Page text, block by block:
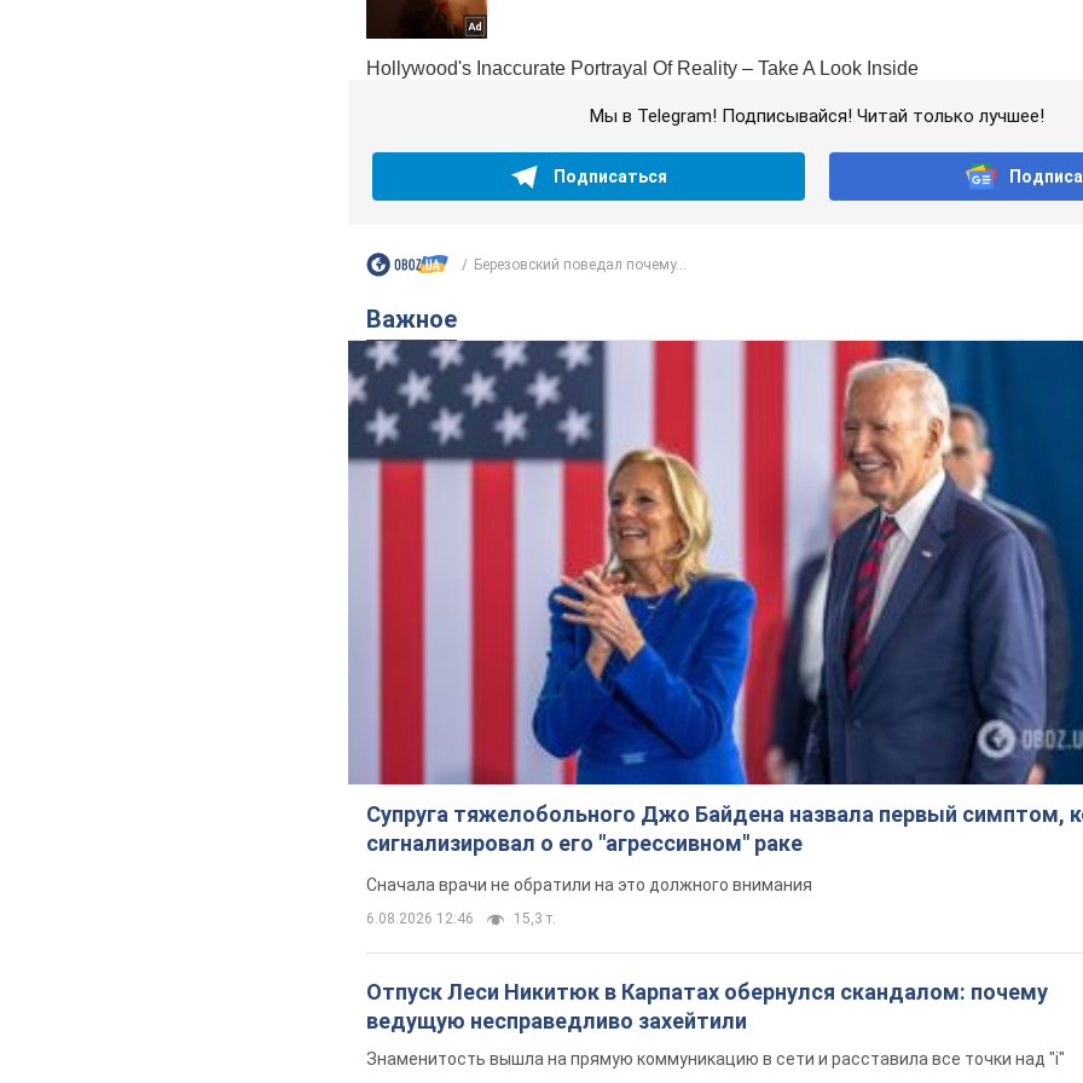
Мы в Telegram! Подписывайся! Читай только лучшее!
Подписаться
Березовский поведал почему...
Важное
Супруга тяжелобольного Джо Байдена назвала первый симптом,
сигнализировал о его "агрессивном" раке
Сначала врачи не обратили на это должного внимания
6.08.2026 12:46 15,3 т.
Отпуск Леси Никитюк в Карпатах обернулся скандалом: почему
ведущую несправедливо захейтили
Знаменитость вышла на прямую коммуникацию в сети и расставила все точки над "i"